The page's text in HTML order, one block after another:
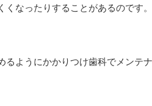
くなったりすることがあるのです。
ようにかかりつけ歯科でメンテ